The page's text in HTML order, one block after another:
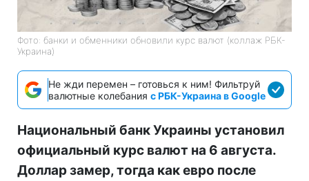
Фото: банки и обменники обновили курс валют (коллаж РБК-
Украина)
Не жди перемен – готовься к ним! Фильтруй
валютные колебания с РБК-Украина в Google
Национальный банк Украины установил
официальный курс валют на 6 августа.
Доллар замер, тогда как евро после